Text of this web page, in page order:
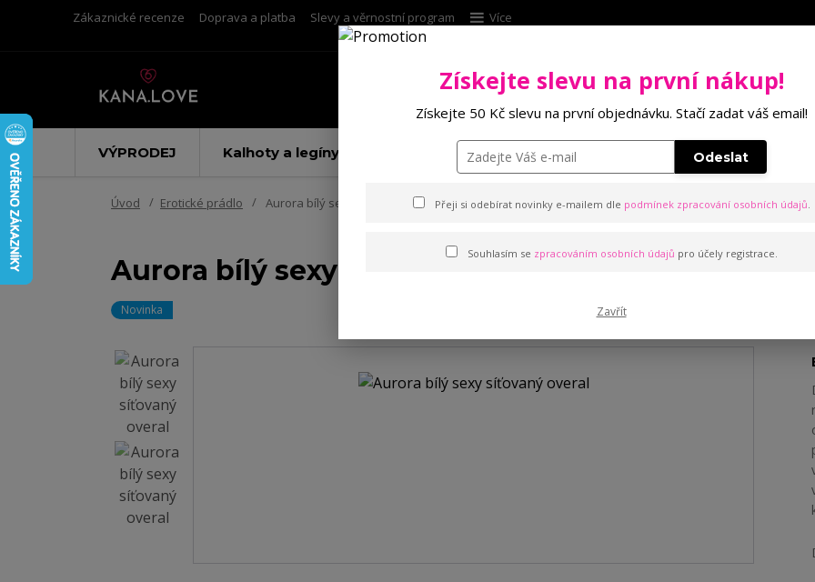
Zákaznické recenze Doprava a platba Slevy a věrnostní program
Více
Hledat
VÝPRODEJ Kalhoty a legíny Punčochové zboží Podprsenky
Úvod Erotické prádlo Aurora bílý sexy síťovaný overal
Aurora bílý sexy síťovaný overal
Novinka
Získejte slevu na první nákup!
Získejte 50 Kč slevu na první objednávku. Stačí zadat váš email!
Odeslat
Přeji si odebírat novinky e-mailem dle podmínek zpracování osobních údajů.
Souhlasím se zpracováním osobních údajů pro účely registrace.
Zavřít